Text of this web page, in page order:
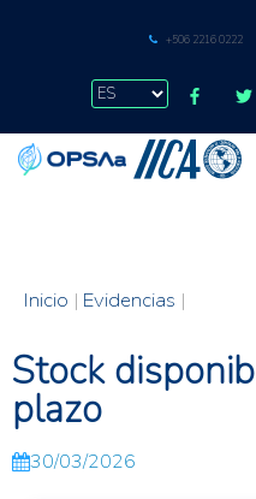
+506 2216 0222
Inicio | Evidencias |
Stock
plazo
30/03/2026